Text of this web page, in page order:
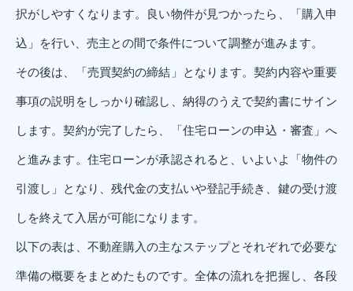
択がしやすくなります。良い物件が見つかったら、「購入申
込」を行い、売主との間で条件について調整が進みます。
その後は、「売買契約の締結」となります。契約内容や重要
事項の説明をしっかり確認し、納得のうえで契約書にサイン
します。契約が完了したら、「住宅ローンの申込・審査」へ
と進みます。住宅ローンが承認されると、いよいよ「物件の
引渡し」となり、残代金の支払いや登記手続き、鍵の受け渡
しを終えて入居が可能になります。
以下の表は、不動産購入の主なステップとそれぞれで必要な
準備の概要をまとめたものです。全体の流れを把握し、各段